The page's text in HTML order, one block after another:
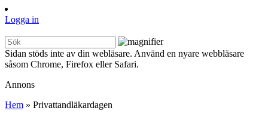
Logga in
Sidan stöds inte av din webläsare. Använd en nyare webbläsare
såsom Chrome, Firefox eller Safari.
Annons
Hem » Privattandläkardagen